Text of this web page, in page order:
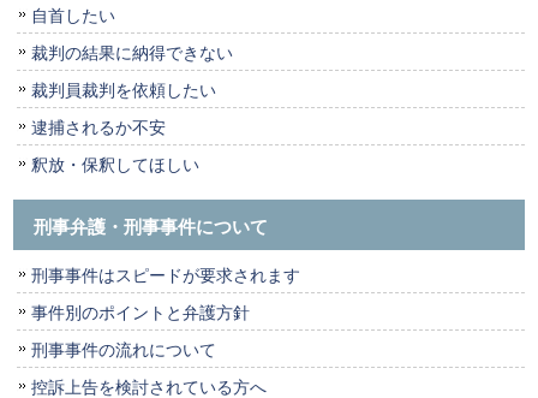
自首したい
裁判の結果に納得できない
裁判員裁判を依頼したい
逮捕されるか不安
釈放・保釈してほしい
刑事弁護・刑事事件について
刑事事件はスピードが要求されます
事件別のポイントと弁護方針
刑事事件の流れについて
控訴上告を検討されている方へ